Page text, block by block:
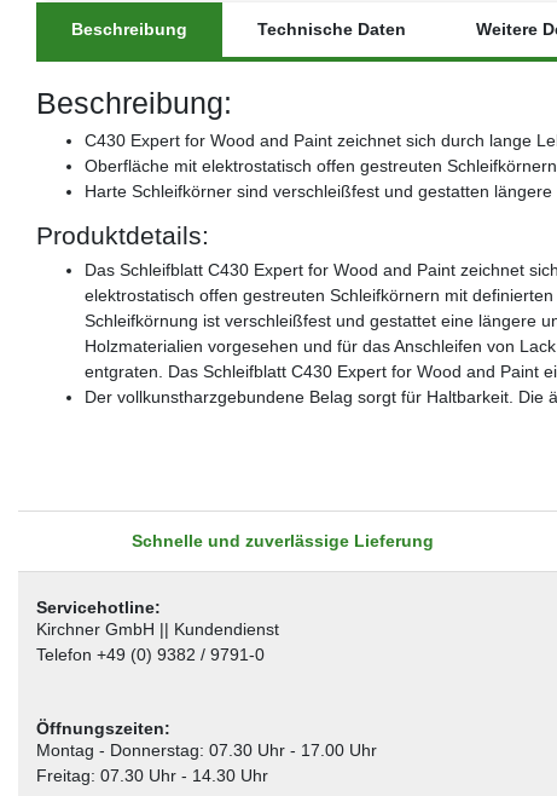
Beschreibung Technische Daten Weitere
Beschreibung:
C430 Expert for Wood and Paint zeichnet sich durch lange
Oberfläche mit elektrostatisch offen gestreuten
Harte Schleifkörner sind verschleißfest und gestatten
Produktdetails:
Das Schleifblatt C430 Expert for Wood and Paint zeichnet
elektrostatisch offen gestreuten Schleifkörnern mit
Schleifkörnung ist verschleißfest und gestattet eine längere
Holzmaterialien vorgesehen und für das Anschleifen von
entgraten. Das Schleifblatt C430 Expert for Wood and Paint
Der vollkunstharzgebundene Belag sorgt für Haltbarkeit. Die
Schnelle und zuverlässige Lieferung
Servicehotline:
Kirchner GmbH || Kundendienst
Telefon +49 (0) 9382 / 9791-0
Öffnungszeiten:
Montag - Donnerstag: 07.30 Uhr - 17.00 Uhr
Freitag: 07.30 Uhr - 14.30 Uhr